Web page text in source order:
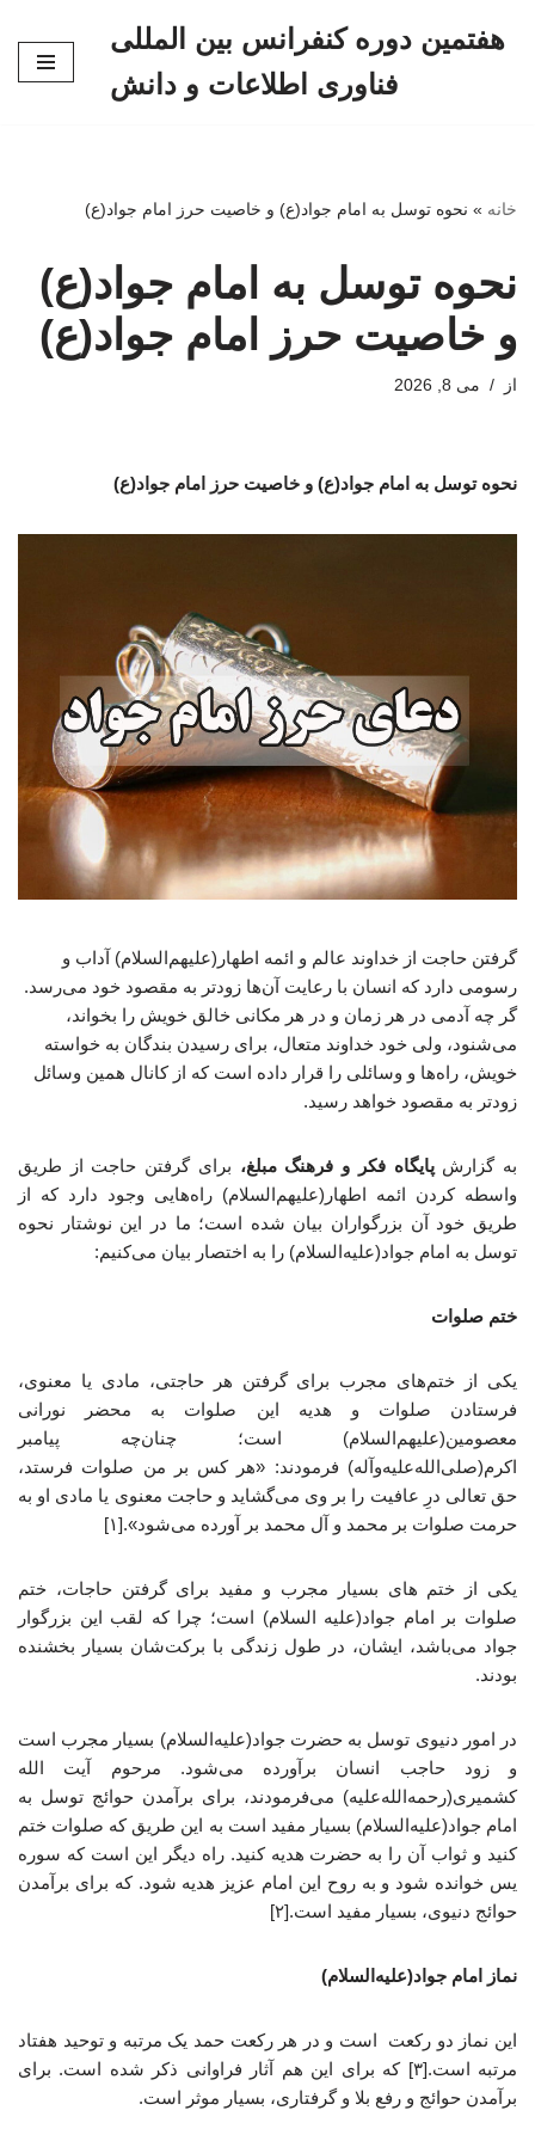
هفتمین دوره کنفرانس بین المللی
فناوری اطلاعات و دانش
خانه » نحوه توسل به امام جواد(ع) و خاصیت حرز امام جواد(ع)
نحوه توسل به امام جواد(ع)
و خاصیت حرز امام جواد(ع)
از می 8, 2026
نحوه توسل به امام جواد(ع) و خاصیت حرز امام جواد(ع)
گرفتن حاجت از خداوند عالم و ائمه اطهار(علیهم‌السلام) آداب و
رسومی دارد که انسان با رعایت آن‌ها زودتر به مقصود خود می‌رسد.
گر چه آدمی در هر زمان و در هر مکانی خالق خویش را بخواند،
می‌شنود، ولی خود خداوند متعال، برای رسیدن بندگان به خواسته
خویش، راه‌ها و وسائلی را قرار داده است که از کانال همین وسائل
زودتر به مقصود خواهد رسید.
به گزارشپایگاه فکر و فرهنگ مبلغ، برای گرفتن حاجت از طریق
واسطه کردن ائمه اطهار(علیهم‌السلام) راه‌هایی وجود دارد که از
طریق خود آن بزرگواران بیان شده است؛ ما در این نوشتار نحوه
توسل به امام جواد(علیه‌السلام) را به اختصار بیان می‌کنیم:
ختم صلوات
یکی از ختم‌های مجرب برای گرفتن هر حاجتی، مادی یا معنوی،
فرستادن صلوات و هدیه این صلوات به محضر نورانی
معصومین(علیهم‌السلام) است؛ چنان‌چه پیامبر
اکرم(صلی‌الله‌علیه‌وآله) فرمودند: «هر کس بر من صلوات فرستد،
حق تعالی درِ عافیت را بر وی می‌گشاید و حاجت معنوی یا مادی او به
حرمت صلوات بر محمد و آل محمد بر آورده می‌شود».[۱]
یکی از ختم های بسیار مجرب و مفید برای گرفتن حاجات، ختم
صلوات بر امام جواد(علیه السلام) است؛ چرا که لقب این بزرگوار
جواد می‌باشد، ایشان، در طول زندگی با برکت‌شان بسیار بخشنده
بودند.
در امور دنیوی توسل به حضرت جواد(علیه‌السلام) بسیار مجرب است
و زود حاجب انسان برآورده می‌شود. مرحوم آیت الله
کشمیری(رحمه‌الله‌علیه) می‌فرمودند، برای برآمدن حوائج توسل به
امام جواد(علیه‌السلام) بسیار مفید است به این طریق که صلوات ختم
کنید و ثواب آن را به حضرت هدیه کنید. راه دیگر این است که سوره
یس خوانده شود و به روح این امام عزیز هدیه شود. که برای برآمدن
حوائج دنیوی، بسیار مفید است.[۲]
نماز امام جواد(علیه‌السلام)
این نماز دو رکعت است و در هر رکعت حمد یک مرتبه و توحید هفتاد
مرتبه است.[۳] که برای این هم آثار فراوانی ذکر شده است. برای
برآمدن حوائج و رفع بلا و گرفتاری، بسیار موثر است.